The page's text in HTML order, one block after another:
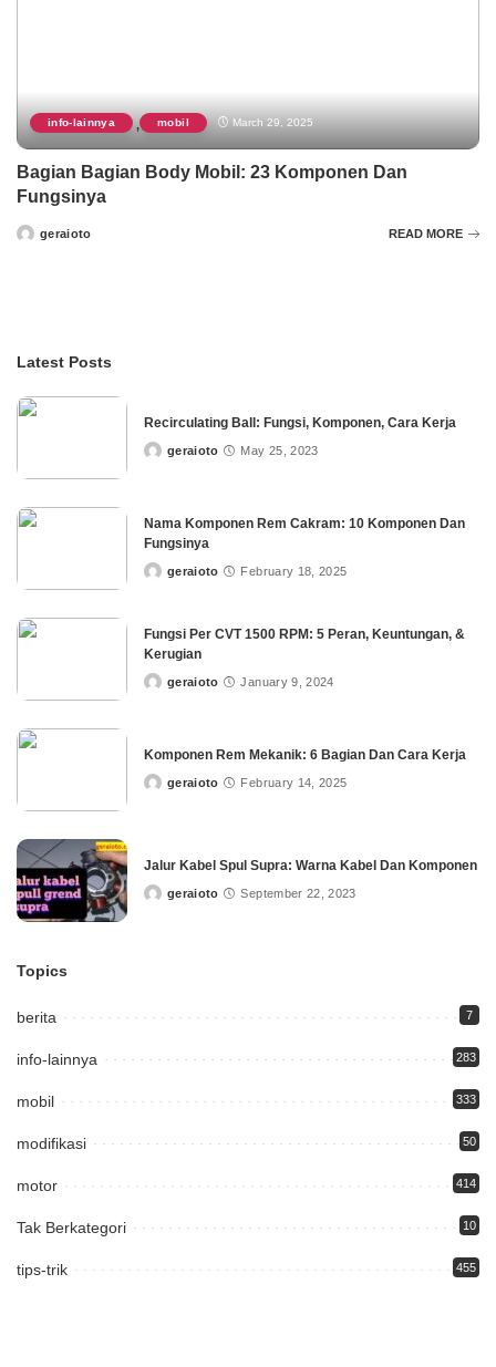
info-lainnya , mobil March 29, 2025
Bagian Bagian Body Mobil: 23 Komponen Dan
Fungsinya
Postedgeraioto READ MORE
Latest Posts
Recirculating Ball: Fungsi, Komponen, Cara Kerja
Postedgeraioto May 25, 2023
Nama Komponen Rem Cakram: 10 Komponen Dan
Fungsinya
Postedgeraioto February 18, 2025
Fungsi Per CVT 1500 RPM: 5 Peran, Keuntungan, &
Kerugian
Postedgeraioto January 9, 2024
Komponen Rem Mekanik: 6 Bagian Dan Cara Kerja
Postedgeraioto February 14, 2025
Jalur Kabel Spul Supra: Warna Kabel Dan Komponen
Postedgeraioto September 22, 2023
Topics
berita 7
info-lainnya 283
mobil 333
modifikasi 50
motor 414
Tak Berkategori 10
tips-trik 455